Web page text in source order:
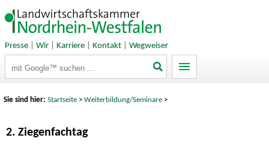
Presse| Wir| Karriere| Kontakt| Wegweiser
Sie sind hier:Startseite >Weiterbildung/Seminare >
2. Ziegenfachtag